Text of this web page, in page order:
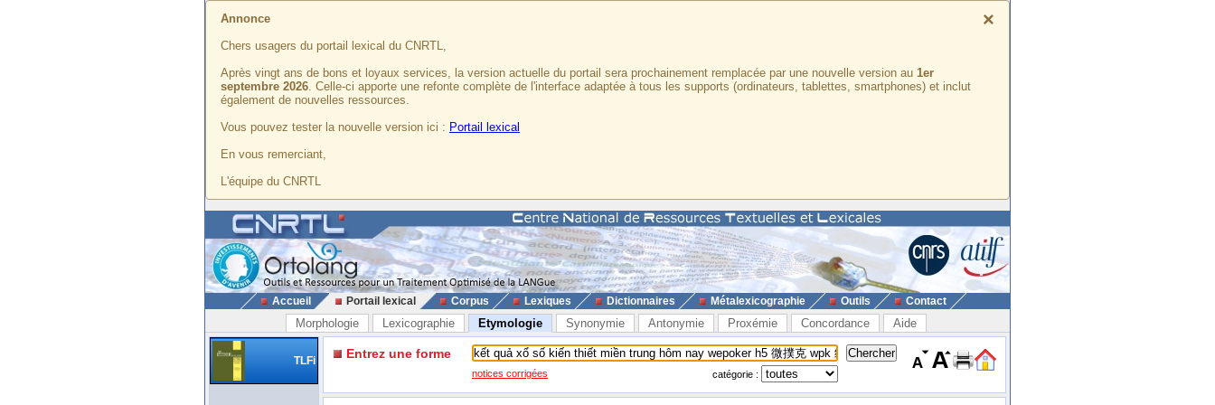
×
Annonce
Chers usagers du portail lexical du CNRTL,
Après vingt ans de bons et loyaux services, la version actuelle du portail sera prochainement remplacée par une nouvelle version au 1er
septembre 2026. Celle-ci apporte une refonte complète de l'interface adaptée à tous les supports (ordinateurs, tablettes, smartphones) et inclut
également de nouvelles ressources.
Vous pouvez tester la nouvelle version ici : Portail lexical
En vous remerciant,
L'équipe du CNRTL
Accueil Portail lexical Corpus Lexiques Dictionnaires Métalexicographie Outils Contact
Morphologie Lexicographie Etymologie Synonymie Antonymie Proxémie Concordance Aide
TLFi Entrez une forme
notices corrigées catégorie :